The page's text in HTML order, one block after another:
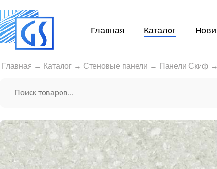
Главная Каталог
Главная → Каталог → Стеновые панели → Панели Скиф